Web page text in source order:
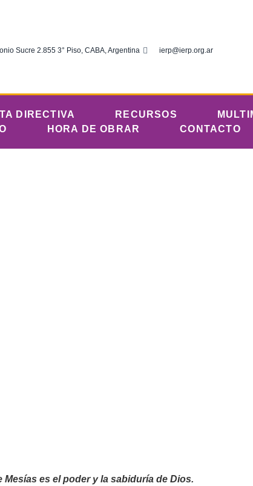
Sucre 2.855 3° Piso, CABA, Argentina ierp@ierp.org.ar
DIRECTIVA RECURSOS
HORA DE OBRAR CONTACTO
es el poder y la sabiduría de Dios.